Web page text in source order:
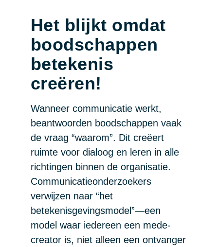
Het blijkt omdat
boodschappen
betekenis
creëren!
Wanneer communicatie werkt,
beantwoorden boodschappen vaak
de vraag “waarom”. Dit creëert
ruimte voor dialoog en leren in alle
richtingen binnen de organisatie.
Communicatieonderzoekers
verwijzen naar “het
betekenisgevingsmodel”—een
model waar iedereen een mede-
creator is, niet alleen een ontvanger